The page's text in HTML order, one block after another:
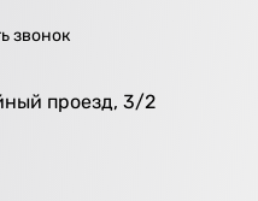
звонок
проезд, 3/2